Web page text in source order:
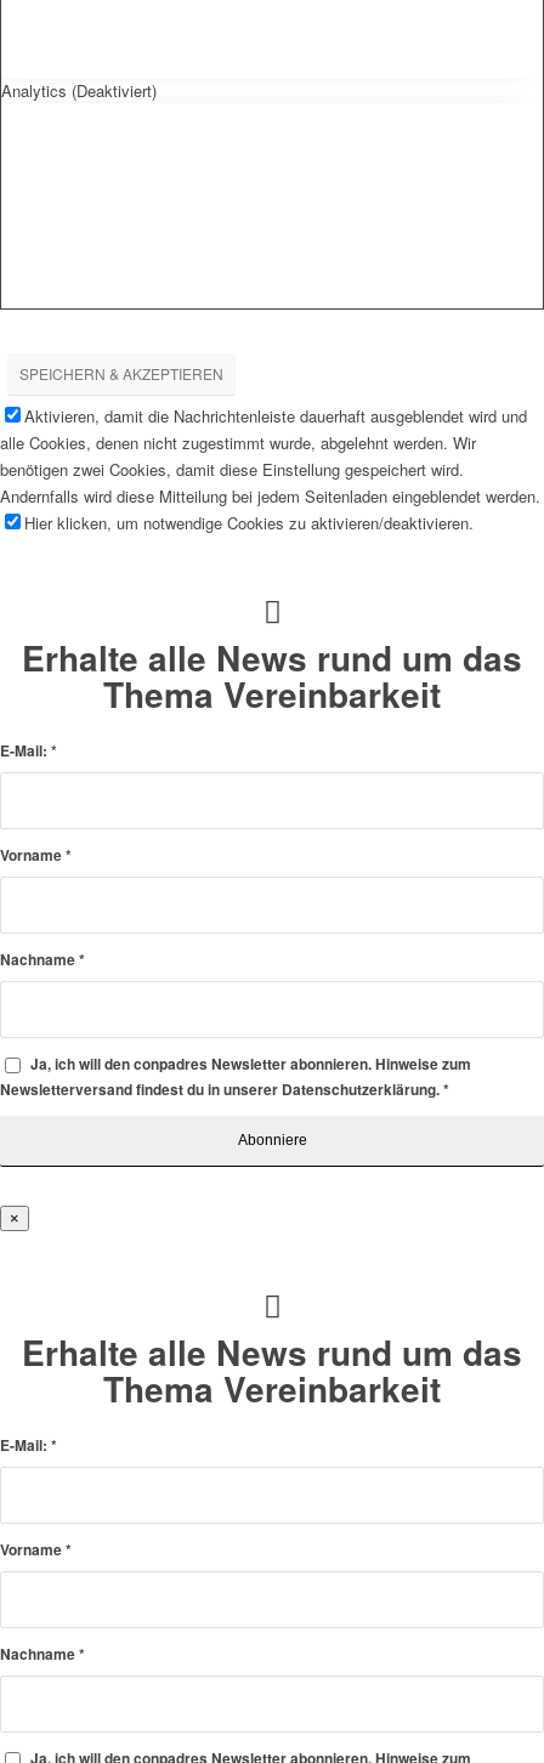
Analytics (Deaktiviert)
SPEICHERN & AKZEPTIEREN
Aktivieren, damit die Nachrichtenleiste dauerhaft ausgeblendet wird und
alle Cookies, denen nicht zugestimmt wurde, abgelehnt werden. Wir
benötigen zwei Cookies, damit diese Einstellung gespeichert wird.
Andernfalls wird diese Mitteilung bei jedem Seitenladen eingeblendet werden.
Hier klicken, um notwendige Cookies zu aktivieren/deaktivieren.
Erhalte alle News rund um das
Thema Vereinbarkeit
E-Mail: *
Vorname*
Nachname*
Ja, ich will den conpadres Newsletter abonnieren. Hinweise zum
Newsletterversand findest du in unserer Datenschutzerklärung.*
×
Erhalte alle News rund um das
Thema Vereinbarkeit
E-Mail: *
Vorname*
Nachname*